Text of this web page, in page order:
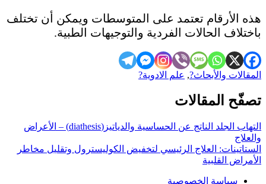
هذه الأرقام تعتمد على المتوسطات ويمكن أن تختلف
باختلاف الحالات الفردية والتوجيهات الطبية.
المقالات والأبحاث?, علم الادوية?
تصفّح المقالات
التهاب الجلد الناتج عن الحساسية والدياتيز(diathesis) – الأعراض
والعلاج
الستاتينات: العلاج الرئيسي لتخفيض الكوليسترول وتقليل مخاطر
الأمراض القلبية
سياسة الخصوصية